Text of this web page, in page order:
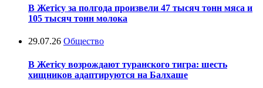
В Жетісу за полгода произвели 47 тысяч тонн мяса и
105 тысяч тонн молока
29.07.26 Общество
В Жетісу возрождают туранского тигра: шесть
хищников адаптируются на Балхаше